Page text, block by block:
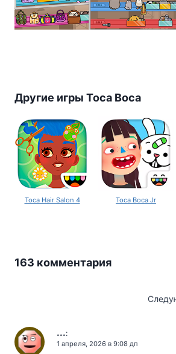
Другие игры Toca Boca
Toca Hair Salon 4 Toca Boca Jr
163 комментария
комментариям
...:
1 апреля, 2026 в 9:08 дп